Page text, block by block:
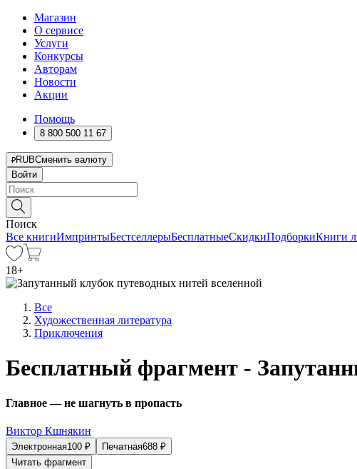
Магазин
О сервисе
Услуги
Конкурсы
Авторам
Новости
Акции
Помощь
8 800 500 11 67
RUBСменить валюту
Войти
Поиск
Все книгиИмпринтыБестселлерыБесплатныеСкидкиПодборкиКниги
18+
Все
Художественная литература
Приключения
Бесплатный фрагмент -
Главное — не шагнуть в пропасть
Виктор Кшнякин
Электронная100 ₽ Печатная688 ₽
Читать фрагмент